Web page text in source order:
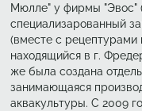
Мюлле" у фирмы "Эвос"
специализарованный
(вместе с
находящийся в г.
же была создана
занимающаяся
аквакультуры. С 2009